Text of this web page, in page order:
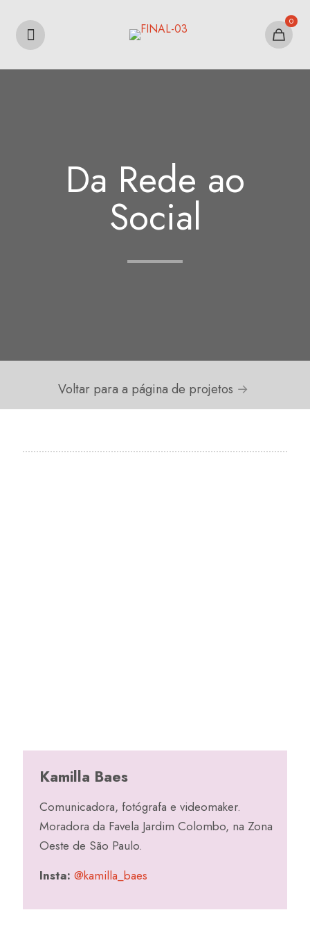
0
Da Rede ao
Social
Voltar para a página de projetos →
Kamilla Baes
Comunicadora, fotógrafa e videomaker.
Moradora da Favela Jardim Colombo, na Zona
Oeste de São Paulo.
Insta: @kamilla_baes